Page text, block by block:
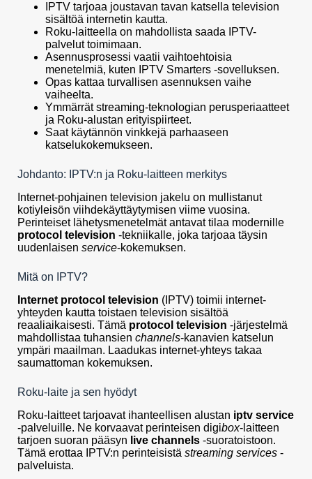
IPTV tarjoaa joustavan tavan katsella television
sisältöä internetin kautta.
Roku-laitteella on mahdollista saada IPTV-
palvelut toimimaan.
Asennusprosessi vaatii vaihtoehtoisia
menetelmiä, kuten IPTV Smarters -sovelluksen.
Opas kattaa turvallisen asennuksen vaihe
vaiheelta.
Ymmärrät streaming-teknologian perusperiaatteet
ja Roku-alustan erityispiirteet.
Saat käytännön vinkkejä parhaaseen
katselukokemukseen.
Johdanto: IPTV:n ja Roku-laitteen merkitys
Internet-pohjainen television jakelu on mullistanut
kotiyleisön viihdekäyttäytymisen viime vuosina.
Perinteiset lähetysmenetelmät antavat tilaa modernille
protocol television -tekniikalle, joka tarjoaa täysin
uudenlaisen service-kokemuksen.
Mitä on IPTV?
Internet protocol television (IPTV) toimii internet-
yhteyden kautta toistaen television sisältöä
reaaliaikaisesti. Tämä protocol television -järjestelmä
mahdollistaa tuhansien channels-kanavien katselun
ympäri maailman. Laadukas internet-yhteys takaa
saumattoman kokemuksen.
Roku-laite ja sen hyödyt
Roku-laitteet tarjoavat ihanteellisen alustan iptv service
-palveluille. Ne korvaavat perinteisen digibox-laitteen
tarjoen suoran pääsyn live channels -suoratoistoon.
Tämä erottaa IPTV:n perinteisistä streaming services -
palveluista.